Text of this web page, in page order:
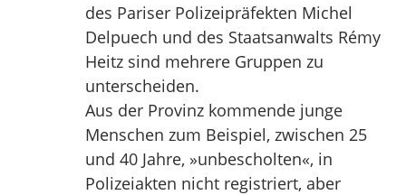
des Pariser Polizeipräfekten Michel
Delpuech und des Staatsanwalts Rémy
Heitz sind mehrere Gruppen zu
unterscheiden.
Aus der Provinz kommende junge
Menschen zum Beispiel, zwischen 25
und 40 Jahre, »unbescholten«, in
Polizeiakten nicht registriert, aber